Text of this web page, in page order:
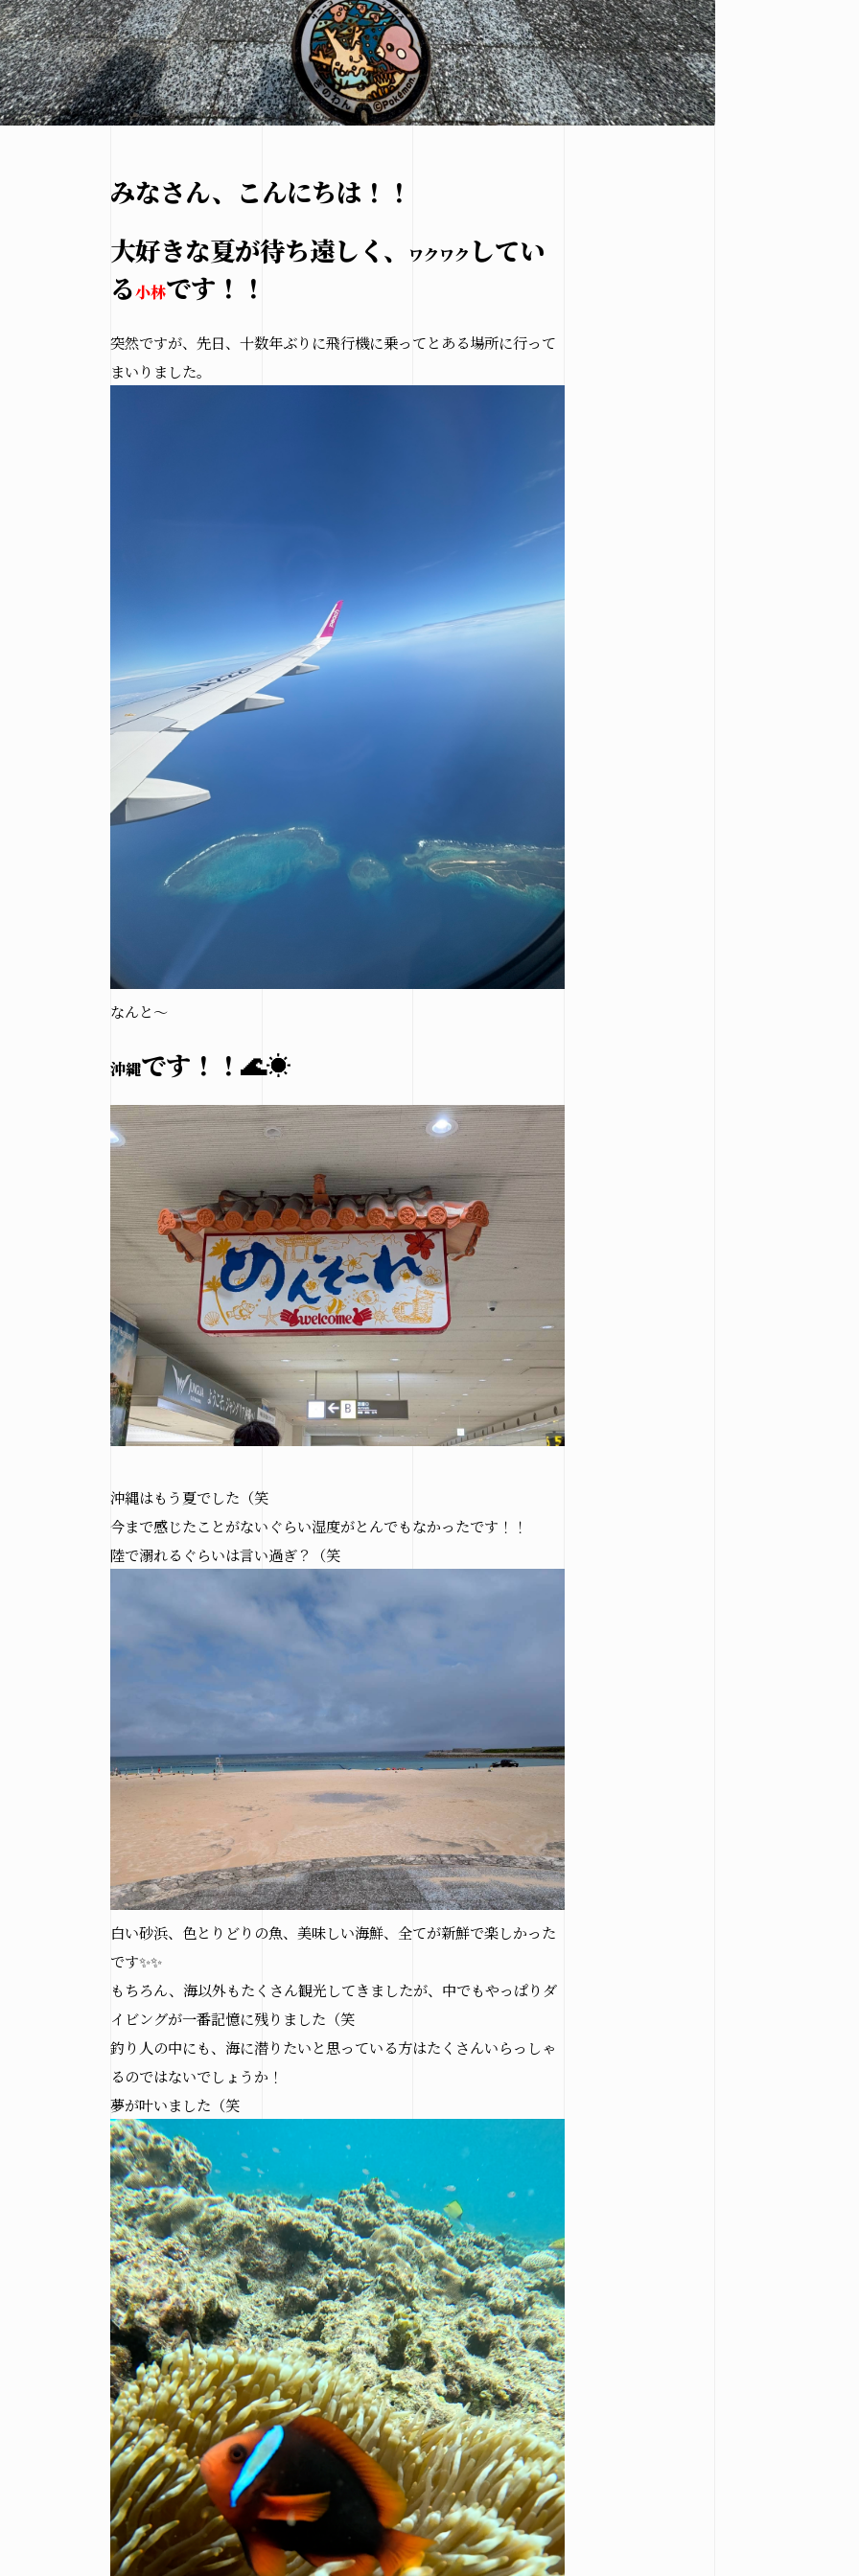
みなさん、こんにちは！！
大好きな夏が待ち遠しく、
ワクワク してい
る小林です！！
突然ですが、先日、十数年ぶりに飛行機に乗ってとある場所に行って
まいりました。
なんと～
沖縄です！！🌊☀️
沖縄はもう夏でした（笑
今まで感じたことがないぐらい湿度がとんでもなかったです！！
陸で溺れるぐらいは言い過ぎ？（笑
白い砂浜、色とりどりの魚、美味しい海鮮、全てが新鮮で楽しかった
です✨✨
もちろん、海以外もたくさん観光してきましたが、中でもやっぱりダ
イビングが一番記憶に残りました（笑
釣り人の中にも、海に潜りたいと思っている方はたくさんいらっしゃ
るのではないでしょうか！
夢が叶いました（笑
Copyright(c) hirosegiken .All Rights Reserved.